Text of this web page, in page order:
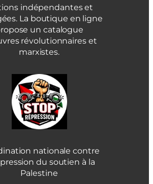
indépendantes et
La boutique en ligne
un catalogue
révolutionnaires et
marxistes.
nationale contre
du soutien à la
Palestine